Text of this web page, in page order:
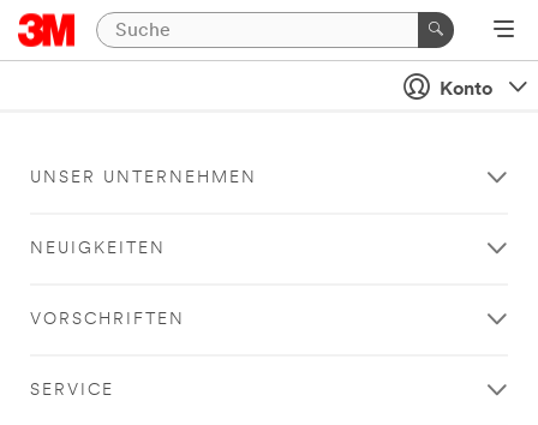
Konto
UNSER UNTERNEHMEN
NEUIGKEITEN
VORSCHRIFTEN
SERVICE